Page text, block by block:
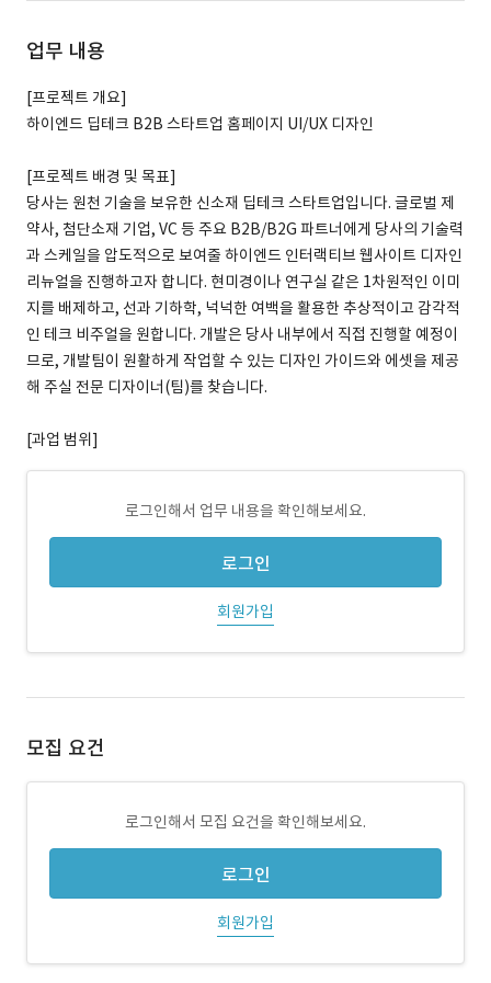
업무 내용
[프로젝트 개요]
하이엔드 딥테크 B2B 스타트업 홈페이지 UI/UX 디자인
[프로젝트 배경 및 목표]
당사는 원천 기술을 보유한 신소재 딥테크 스타트업입니다. 글로벌 제
약사, 첨단소재 기업, VC 등 주요 B2B/B2G 파트너에게 당사의 기술력
과 스케일을 압도적으로 보여줄 하이엔드 인터랙티브 웹사이트 디자인
리뉴얼을 진행하고자 합니다. 현미경이나 연구실 같은 1차원적인 이미
지를 배제하고, 선과 기하학, 넉넉한 여백을 활용한 추상적이고 감각적
인 테크 비주얼을 원합니다. 개발은 당사 내부에서 직접 진행할 예정이
므로, 개발팀이 원활하게 작업할 수 있는 디자인 가이드와 에셋을 제공
해 주실 전문 디자이너(팀)를 찾습니다.
[과업 범위]
로그인해서 업무 내용을 확인해보세요.
로그인
회원가입
모집 요건
로그인해서 모집 요건을 확인해보세요.
로그인
회원가입